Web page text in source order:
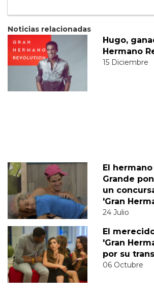
Noticias relacionadas
Hugo,
Hermano
15 Diciembre
El
Grande
un
'Gran
24 Julio
El
'Gran
por su
06 Octubre